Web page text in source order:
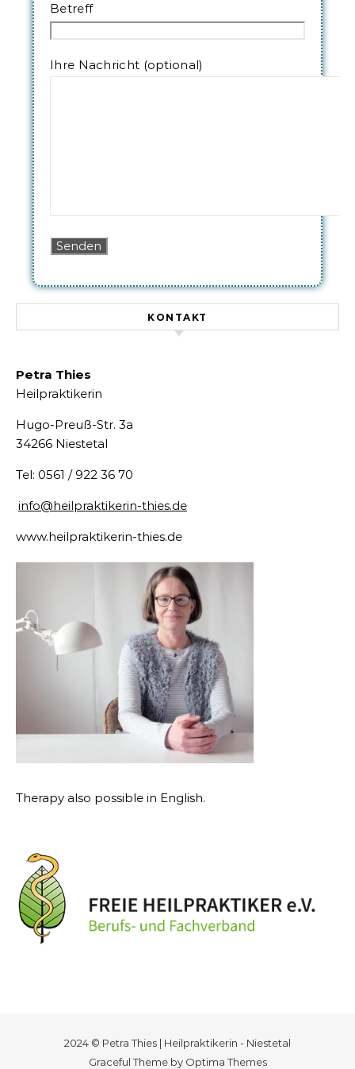
Betreff
Ihre Nachricht (optional)
KONTAKT
Petra Thies
Heilpraktikerin
Hugo-Preuß-Str. 3a
34266 Niestetal
Tel: 0561 / 922 36 70
info@heilpraktikerin-thies.de
www.heilpraktikerin-thies.de
Therapy also possible in English.
2024 © Petra Thies | Heilpraktikerin - Niestetal
Graceful Theme by Optima Themes